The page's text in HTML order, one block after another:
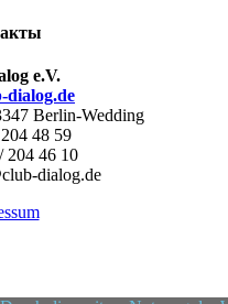
e.V.
dialog.de
Berlin-Wedding
48 59
204 46 10
dialog.de